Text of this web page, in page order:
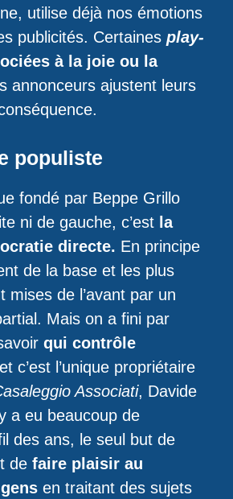
utilise déjà nos émotions
publicités. Certaines play-
à la joie ou la
annonceurs ajustent leurs
populiste
fondé par Beppe Grillo
ni de gauche, c’est la
directe. En principe
de la base et les plus
mises de l’avant par un
Mais on a fini par
qui contrôle
c’est l’unique propriétaire
Associati, Davide
a eu beaucoup de
des ans, le seul but de
de faire plaisir au
en traitant des sujets